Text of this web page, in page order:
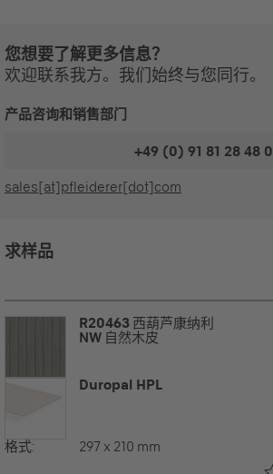
您想要了解更多信息？
欢迎联系我方。我们始终与您同行。
产品咨询和销售部门
+49 (0) 91 81 28 48 0
sales[at]pfleiderer[dot]com
求样品
R20463 西葫芦康纳利
NW 自然木皮
Duropal HPL
格式: 297 x 210 mm